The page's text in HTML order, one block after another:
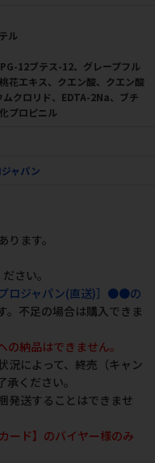
ル
12ブテス-12、グレープフル
花エキス、クエン酸、クエン酸
クロリド、EDTA-2Na、ブチ
プロピニル
ャパン
ます。
さい。
プロジャパン(直送)］●●の
。不足の場合は購入できま
納品はできません。
況によって、終売（キャン
ください。
発送することはできませ
ード】のバイヤー様のみ